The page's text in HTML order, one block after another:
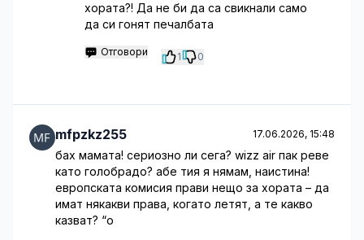
хората?! Да не би да са свикнали само
да си гонят печалбата
Отговори 1 0
mfpzkz255 17.06.2026, 15:48
бах мамата! сериозно ли сега? wizz air пак реве
като голобрадо? абе тия я нямам, наистина!
европската комисия прави нещо за хората – да
имат някакви права, когато летят, а те какво
казват? “о